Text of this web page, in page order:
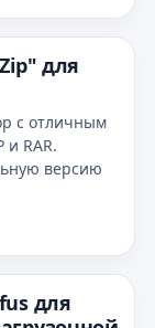
для
с отличным
RAR.
версию
для